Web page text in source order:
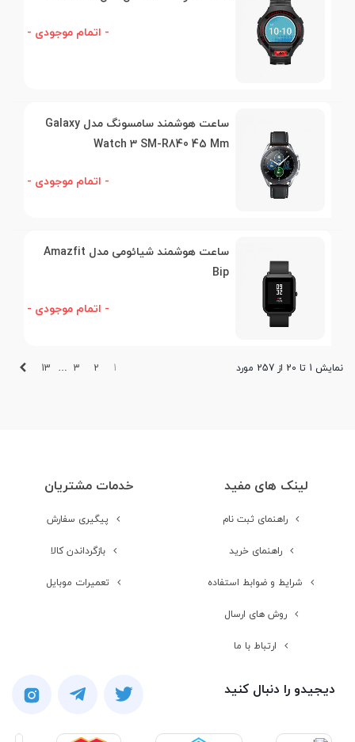
- اتمام موجودی -
ساعت هوشمند سامسونگ مدل Galaxy
Watch 3 SM-R840 45 Mm
- اتمام موجودی -
ساعت هوشمند شیائومی مدل Amazfit
Bip
- اتمام موجودی -
نمایش 1 تا 20 از 257 مورد 1
2
3
…
13
لینک های مفید
راهنمای ثبت نام
راهنمای خرید
شرایط و ضوابط استفاده
روش های ارسال
ارتباط با ما
خدمات مشتریان
پیگیری سفارش
بازگرداندن کالا
تعمیرات موبایل
دیجیدو را دنبال کنید